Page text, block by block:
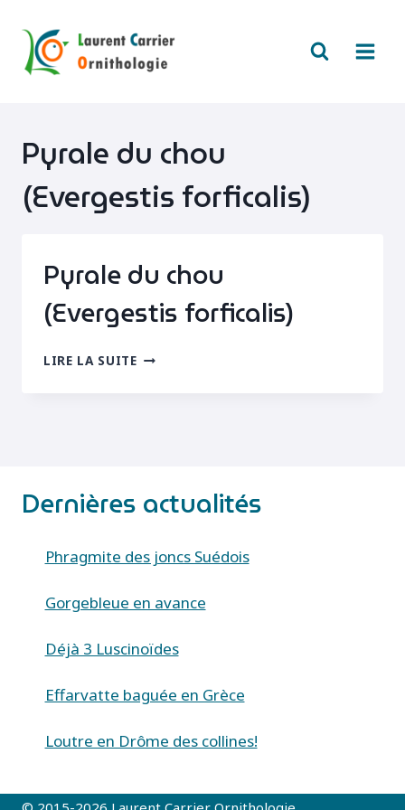
contenu
Pyrale du chou
(Evergestis forficalis)
Pyrale du chou
(Evergestis forficalis)
LIRE LA SUITEPYRALE
Dernières actualités
Phragmite des joncs Suédois
Gorgebleue en avance
Déjà 3 Luscinoïdes
Effarvatte baguée en Grèce
Loutre en Drôme des collines!